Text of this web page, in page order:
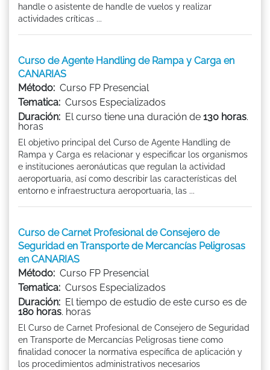
handle o asistente de handle de vuelos y realizar
actividades críticas ...
Curso de Agente Handling de Rampa y Carga en
CANARIAS
Método: Curso FP Presencial
Tematica: Cursos Especializados
Duración: El curso tiene una duración de 130 horas.
horas
El objetivo principal del Curso de Agente Handling de
Rampa y Carga es relacionar y especificar los organismos
e instituciones aeronáuticas que regulan la actividad
aeroportuaria, así como describir las características del
entorno e infraestructura aeroportuaria, las ...
Curso de Carnet Profesional de Consejero de
Seguridad en Transporte de Mercancías Peligrosas
en CANARIAS
Método: Curso FP Presencial
Tematica: Cursos Especializados
Duración: El tiempo de estudio de este curso es de
180 horas. horas
El Curso de Carnet Profesional de Consejero de Seguridad
en Transporte de Mercancías Peligrosas tiene como
finalidad conocer la normativa específica de aplicación y
los procedimientos administrativos necesarios